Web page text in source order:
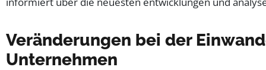
Veränderungen bei der
Unternehmen